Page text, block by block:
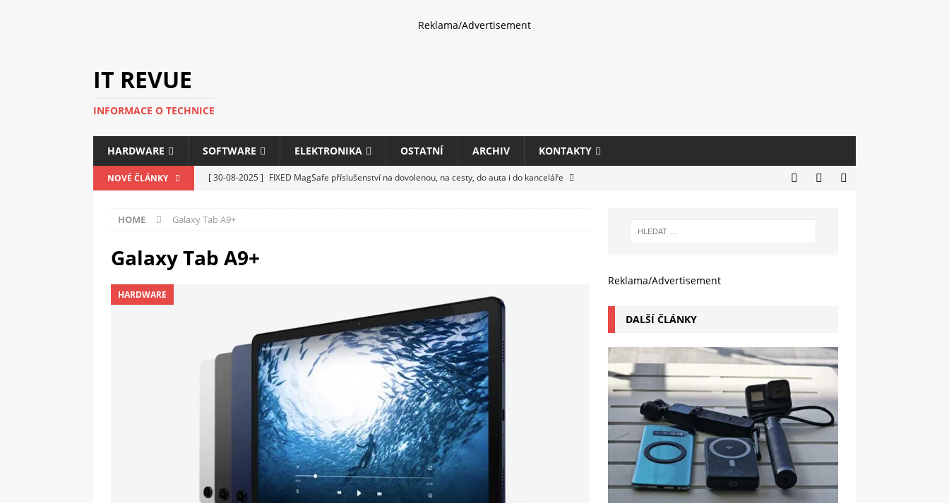
Reklama/Advertisement
IT REVUE
INFORMACE O TECHNICE
HARDWARE SOFTWARE ELEKTRONIKA OSTATNÍ ARCHIV KONTAKTY
NOVÉ ČLÁNKY [ 30-08-2025 ] FIXED MagSafe příslušenství na dovolenou, na cesty, do auta i do kanceláře
[ 14-05-2025 ]
kanceláře i domácnosti
Domácí pec na pizzu Cuisinart CPZ-120 promění vaši kuchyň na italskou pizzerii
OSTATNÍ
[ 06-05-2025 ] Blockchain a růst krypto kasin: Co by měli vědět milovníci technologií
HOME Galaxy Tab A9+
Galaxy Tab A9+
HARDWARE
Reklama/Advertisement
DALŠÍ ČLÁNKY